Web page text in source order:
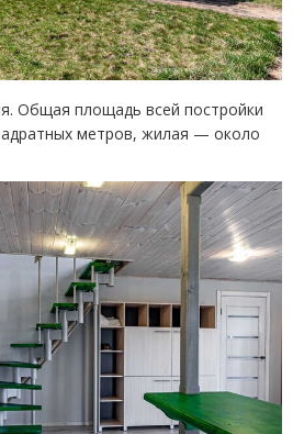
Общая площадь всей постройки
метров, жилая — около